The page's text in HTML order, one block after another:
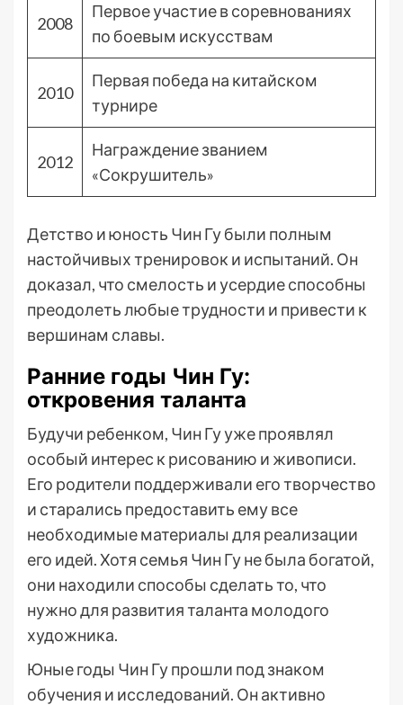
2008
Первое участие в соревнованиях
по боевым искусствам
2010
Первая победа на китайском
турнире
2012
Награждение званием
«Сокрушитель»
Детство и юность Чин Гу были полным
настойчивых тренировок и испытаний. Он
доказал, что смелость и усердие способны
преодолеть любые трудности и привести к
вершинам славы.
Ранние годы Чин Гу:
откровения таланта
Будучи ребенком, Чин Гу уже проявлял
особый интерес к рисованию и живописи.
Его родители поддерживали его творчество
и старались предоставить ему все
необходимые материалы для реализации
его идей. Хотя семья Чин Гу не была богатой,
они находили способы сделать то, что
нужно для развития таланта молодого
художника.
Юные годы Чин Гу прошли под знаком
обучения и исследований. Он активно